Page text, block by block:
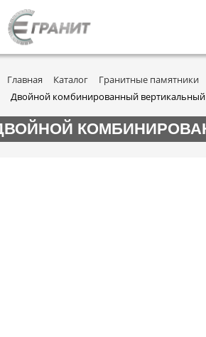
Главная Каталог
Гранитные памятники
Двойной комбинированный